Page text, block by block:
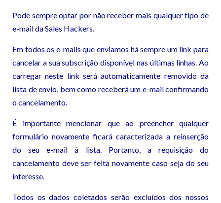
Pode sempre optar por não receber mais qualquer tipo de
e-mail da Sales Hackers.
Em todos os e-mails que enviamos há sempre um link para
cancelar a sua subscrição disponível nas últimas linhas. Ao
carregar neste link será automaticamente removido da
lista de envio, bem como receberá um e-mail confirmando
o cancelamento.
É importante mencionar que ao preencher qualquer
formulário novamente ficará caracterizada a reinserção
do seu e-mail à lista. Portanto, a requisição do
cancelamento deve ser feita novamente caso seja do seu
interesse.
Todos os dados coletados serão excluídos dos nossos